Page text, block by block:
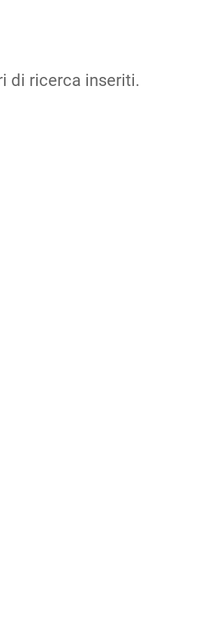
di ricerca inseriti.